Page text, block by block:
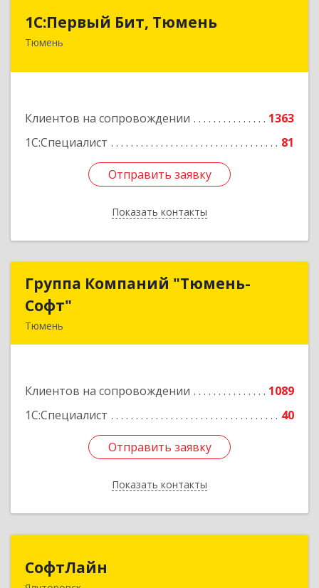
1С:Первый Бит, Тюмень
Тюмень
Клиентов на сопровождении
1363
1С:Специалист
81
Отправить заявку
Показать контакты
1С:Первый Бит, Тюмень
625000, Тюменская обл, Тюмень г, Республики
Отправить заявку
Назад
Группа Компаний "Тюмень-
Софт"
Тюмень
Клиентов на сопровождении
1089
1С:Специалист
40
Отправить заявку
Показать контакты
Группа Компаний "Тюмень-
Подробнее
Отправить заявку
Назад
СофтЛайн